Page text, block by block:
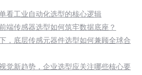
看工业自动化选型的核心逻辑
端传感器选型如何筑牢数据底座？
，底层传感元器件选型如何兼顾全球合
觉新趋势，企业选型应关注哪些核心要